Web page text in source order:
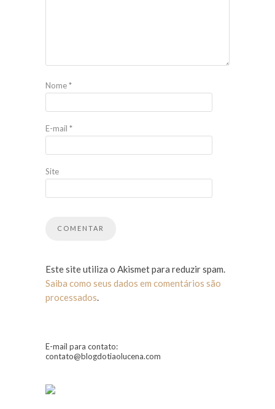
Nome*
E-mail *
Site
Este site utiliza o Akismet para reduzir spam.
Saiba como seus dados em comentários são
processados.
E-mail para contato:
contato@blogdotiaolucena.com